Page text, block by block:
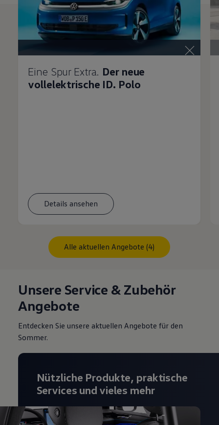
Eine Spur Extra. Der neue
vollelektrische ID. Polo
Details ansehen
Alle aktuellen Angebote (4)
Unsere Service & Zubehör
Angebote
Entdecken Sie unsere aktuellen Angebote für den
Sommer.
Nützliche Produkte, praktische
Services und vieles mehr